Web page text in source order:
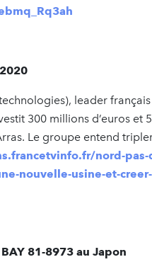
leader
300 millions d’euros et
Le groupe entend
nord-pas-
nouvelle-usine-et-
81-8973 au Japon